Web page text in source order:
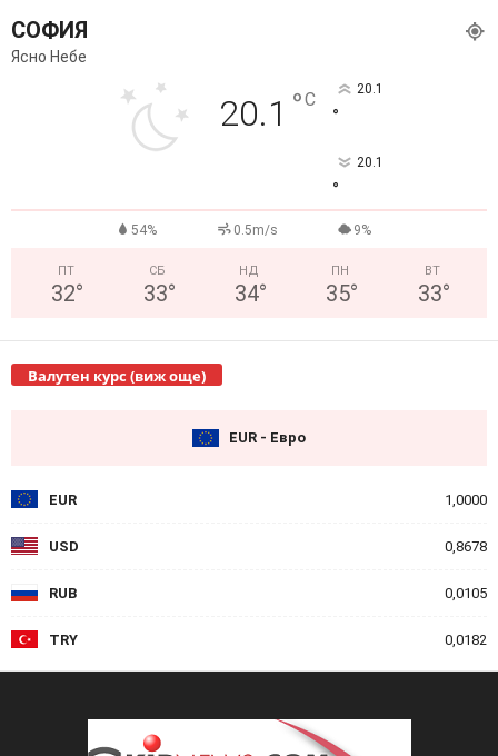
СОФИЯ
Ясно Небе
20.1 °C 20.1
°
20.1
°
54% 0.5m/s 9%
ПТ
32°
СБ
33°
НД
34°
ПН
35°
ВТ
33°
Валутен курс (виж още)
EUR - Евро
EUR 1,0000
USD 0,8678
RUB 0,0105
TRY 0,0182